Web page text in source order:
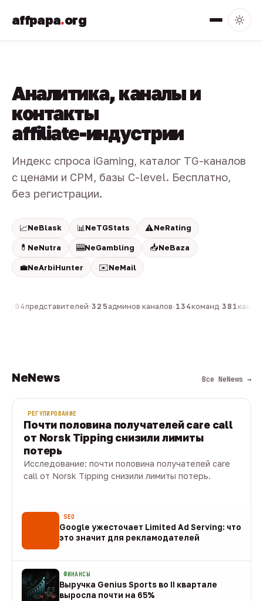
affpapa.org
Аналитика, каналы и
контакты
affiliate-индустрии
Индекс спроса iGaming, каталог TG-каналов
с ценами и CPM, базы C-level. Бесплатно,
без регистрации.
📈NeBlask 📊 NeTGStats ⚠️NeRating
💊 NeNutra 🎰NeGambling 📥NeBaza
💼NeArbiHunter ✉️NeMail
804представителей·325 админов каналов·134команд·381
NeNews Все NeNews →
РЕГУЛИРОВАНИЕ
Почти половина получателей care call
от Norsk Tipping снизили лимиты
потерь
Исследование: почти половина получателей care
call от Norsk Tipping снизили лимиты потерь.
SEO
Google ужесточает Limited Ad Serving: что
это значит для рекламодателей
ФИНАНСЫ
Выручка Genius Sports во II квартале
выросла почти на 65%